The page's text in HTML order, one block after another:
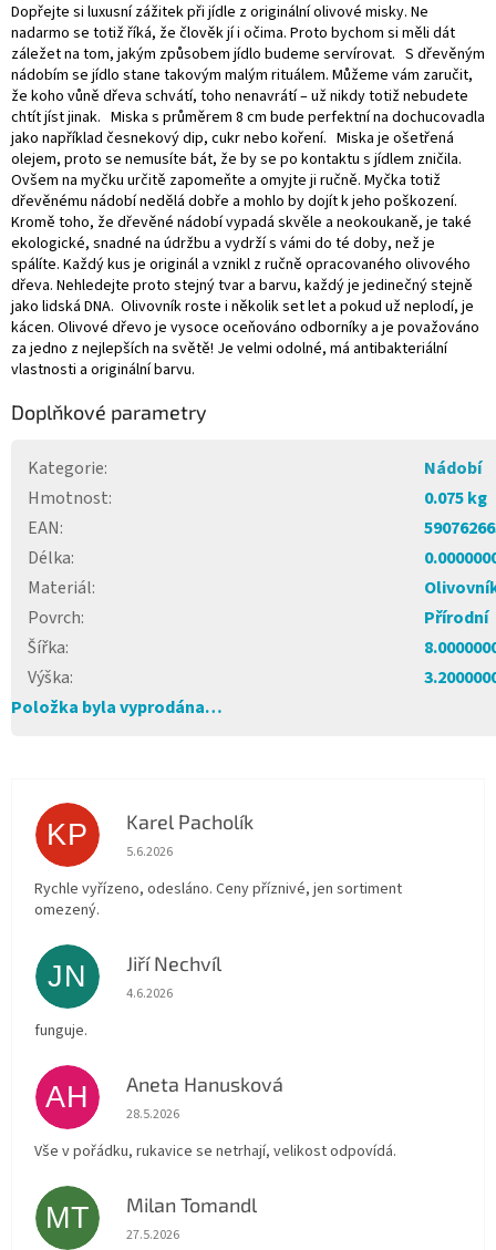
Dopřejte si luxusní zážitek při jídle z originální olivové misky. Ne
nadarmo se totiž říká, že člověk jí i očima. Proto bychom si měli dát
záležet na tom, jakým způsobem jídlo budeme servírovat. S dřevěným
nádobím se jídlo stane takovým malým rituálem. Můžeme vám zaručit,
že koho vůně dřeva schvátí, toho nenavrátí – už nikdy totiž nebudete
chtít jíst jinak. Miska s průměrem 8 cm bude perfektní na dochucovadla
jako například česnekový dip, cukr nebo koření. Miska je ošetřená
olejem, proto se nemusíte bát, že by se po kontaktu s jídlem zničila.
Ovšem na myčku určitě zapomeňte a omyjte ji ručně. Myčka totiž
dřevěnému nádobí nedělá dobře a mohlo by dojít k jeho poškození.
Kromě toho, že dřevěné nádobí vypadá skvěle a neokoukaně, je také
ekologické, snadné na údržbu a vydrží s vámi do té doby, než je
spálíte. Každý kus je originál a vznikl z ručně opracovaného olivového
dřeva. Nehledejte proto stejný tvar a barvu, každý je jedinečný stejně
jako lidská DNA. Olivovník roste i několik set let a pokud už neplodí, je
kácen. Olivové dřevo je vysoce oceňováno odborníky a je považováno
za jedno z nejlepších na světě! Je velmi odolné, má antibakteriální
vlastnosti a originální barvu.
Doplňkové parametry
Kategorie:
Nádobí
Hmotnost:
0.075 kg
EAN:
Délka:
Materiál:
Povrch:
Přírodní
Šířka:
Výška:
Položka byla vyprodána…
KP Karel Pacholík
Hodnocení obchodu je 4 z 5 hvězdiček.
5.6.2026
Rychle vyřízeno, odesláno. Ceny příznivé, jen sortiment
omezený.
JN Jiří Nechvíl
Hodnocení obchodu je 5 z 5 hvězdiček.
4.6.2026
funguje.
AH Aneta Hanusková
Hodnocení obchodu je 5 z 5 hvězdiček.
28.5.2026
Vše v pořádku, rukavice se netrhají, velikost odpovídá.
MT Milan Tomandl
Hodnocení obchodu je 5 z 5 hvězdiček.
27.5.2026